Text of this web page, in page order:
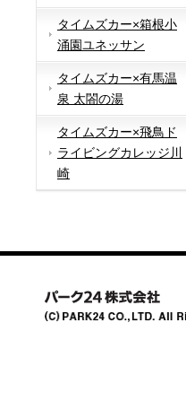
タイムズカー×箱根小
涌園ユネッサン
タイムズカー×有馬温
泉 太閤の湯
タイムズカー×飛鳥ド
ライビングカレッジ川
崎